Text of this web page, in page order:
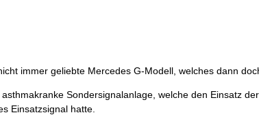
immer geliebte Mercedes G-Modell, welches dann
Sondersignalanlage, welche den Einsatz
Einsatzsignal hatte.